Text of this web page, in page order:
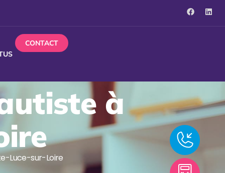
CONTACT
à
Luce-sur-Loire